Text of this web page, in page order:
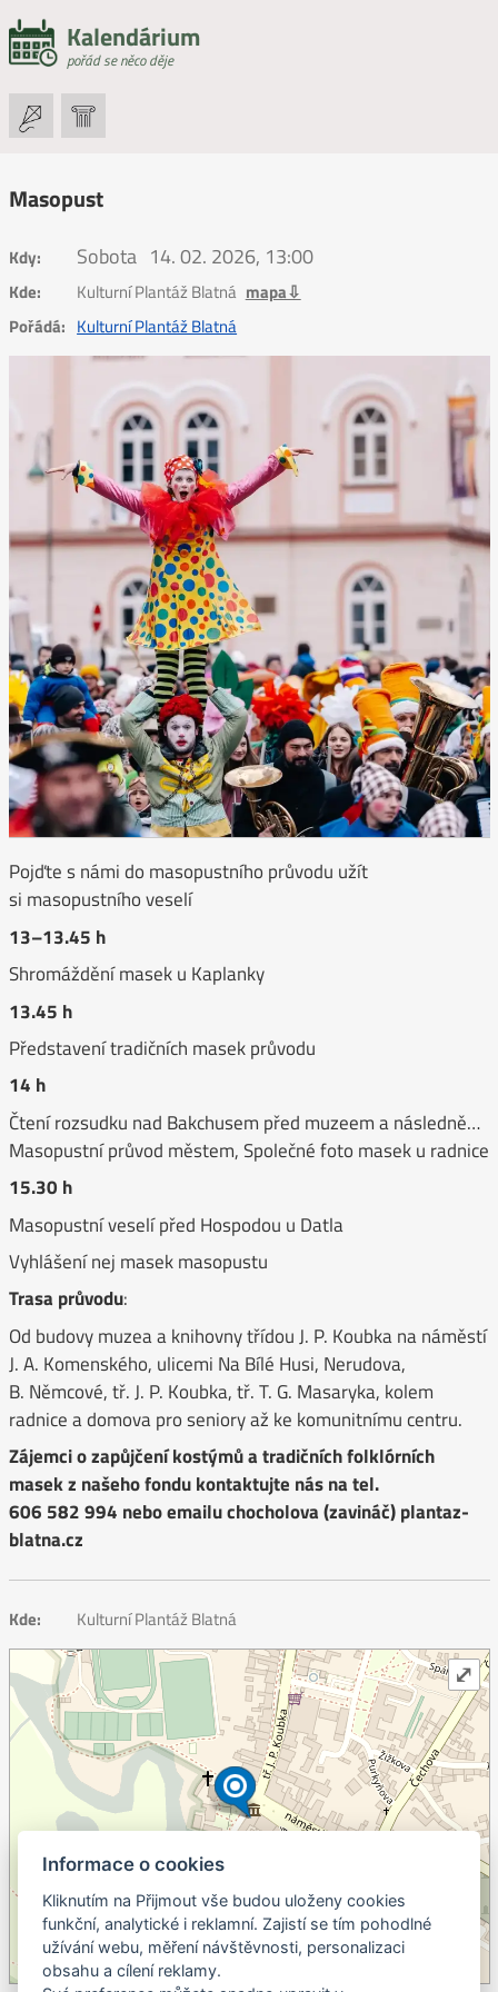
Kalendárium
pořád se něco děje
Masopust
Kdy: Sobota 14. 02. 2026, 13:00
Kde: Kulturní Plantáž Blatná mapa⇩
Pořádá: Kulturní Plantáž Blatná
Pojďte s námi do masopustního průvodu užít
si masopustního veselí
13–13.45 h
Shromáždění masek u Kaplanky
13.45 h
Představení tradičních masek průvodu
14 h
Čtení rozsudku nad Bakchusem před muzeem a následně…
Masopustní průvod městem, Společné foto masek u radnice
15.30 h
Masopustní veselí před Hospodou u Datla
Vyhlášení nej masek masopustu
Trasa průvodu:
Od budovy muzea a knihovny třídou J. P. Koubka na náměstí
J. A. Komenského, ulicemi Na Bílé Husi, Nerudova,
B. Němcové, tř. J. P. Koubka, tř. T. G. Masaryka, kolem
radnice a domova pro seniory až ke komunitnímu centru.
Zájemci o zapůjčení kostýmů a tradičních folklórních
masek z našeho fondu kontaktujte nás na tel.
606 582 994 nebo emailu chocholova (zavináč) plantaz-
blatna.cz
Kde: Kulturní Plantáž Blatná
©OpenStreetMapcontributors.
⤢
Informace o cookies
Kliknutím na Přijmout vše budou uloženy cookies
funkční, analytické i reklamní. Zajistí se tím pohodlné
užívání webu, měření návštěvnosti, personalizaci
obsahu a cílení reklamy.